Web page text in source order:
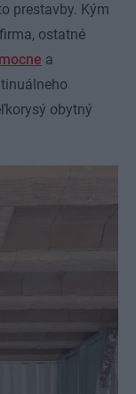
prestavby. Kým
ostatné
a
obytný